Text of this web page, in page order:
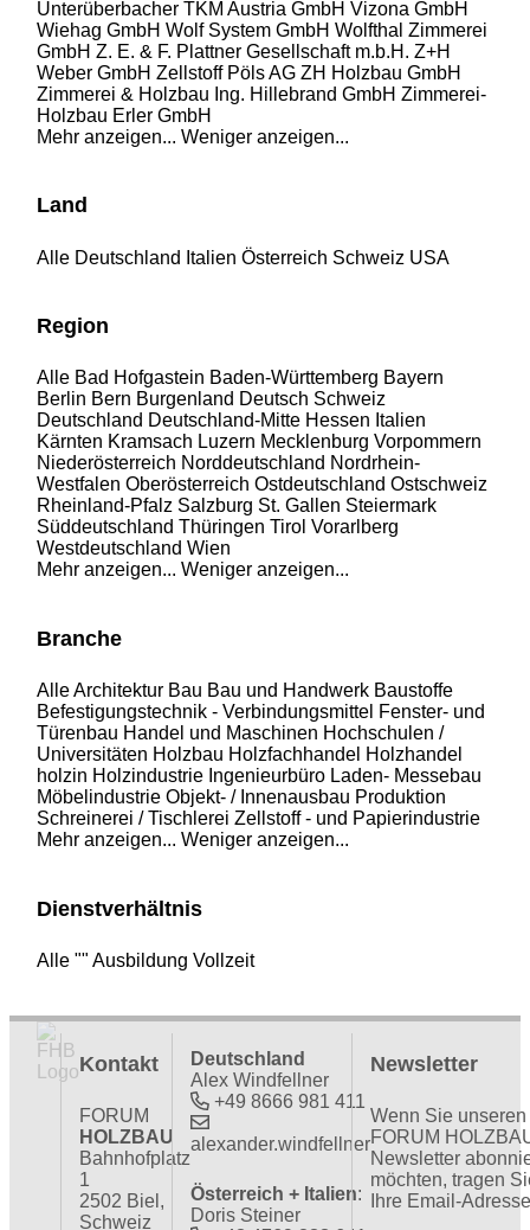
Unterüberbacher TKM Austria GmbH Vizona GmbH
Wiehag GmbH Wolf System GmbH Wolfthal Zimmerei
GmbH Z. E. & F. Plattner Gesellschaft m.b.H. Z+H
Weber GmbH Zellstoff Pöls AG ZH Holzbau GmbH
Zimmerei & Holzbau Ing. Hillebrand GmbH Zimmerei-
Holzbau Erler GmbH
Mehr anzeigen... Weniger anzeigen...
Land
Alle Deutschland Italien Österreich Schweiz USA
Region
Alle Bad Hofgastein Baden-Württemberg Bayern
Berlin Bern Burgenland Deutsch Schweiz
Deutschland Deutschland-Mitte Hessen Italien
Kärnten Kramsach Luzern Mecklenburg Vorpommern
Niederösterreich Norddeutschland Nordrhein-
Westfalen Oberösterreich Ostdeutschland Ostschweiz
Rheinland-Pfalz Salzburg St. Gallen Steiermark
Süddeutschland Thüringen Tirol Vorarlberg
Westdeutschland Wien
Mehr anzeigen... Weniger anzeigen...
Branche
AlleArchitektur Bau Bau und Handwerk Baustoffe
Befestigungstechnik - Verbindungsmittel Fenster- und
Türenbau Handel und Maschinen Hochschulen /
Universitäten Holzbau Holzfachhandel Holzhandel
holzin Holzindustrie Ingenieurbüro Laden- Messebau
Möbelindustrie Objekt- / Innenausbau Produktion
Schreinerei / Tischlerei Zellstoff - und Papierindustrie
Mehr anzeigen... Weniger anzeigen...
Dienstverhältnis
Alle "" Ausbildung Vollzeit
Kontakt
FORUM
HOLZBAU
Bahnhofplatz
1
2502 Biel,
Schweiz
Deutschland
Alex Windfellner
+49 8666 981 411
alexander.windfellner
Österreich + Italien:
Doris Steiner
Newsletter
Wenn Sie unseren
FORUM
Newsletter
möchten, tragen
Ihre Email-